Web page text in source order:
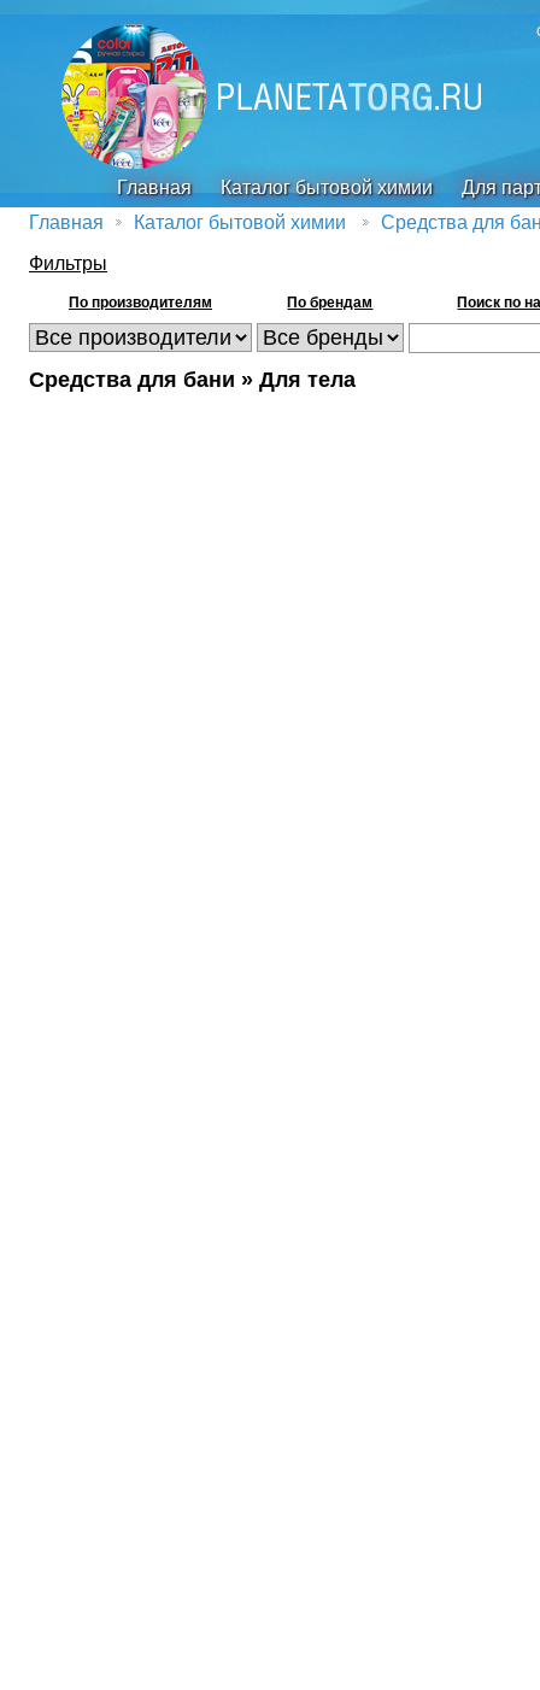
Главная Каталог бытовой химии
Для
Главная
Каталог бытовой химии
Средства для
Фильтры
По производителям По брендам Поиск по
Средства для бани » Для тела